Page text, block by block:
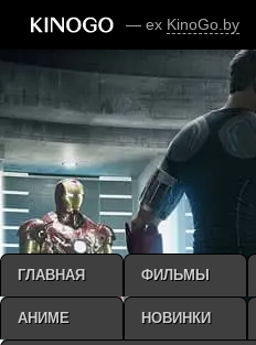
— ex KinoGo.by
ГЛАВНАЯ ФИЛЬМЫ
АНИМЕ НОВИНКИ